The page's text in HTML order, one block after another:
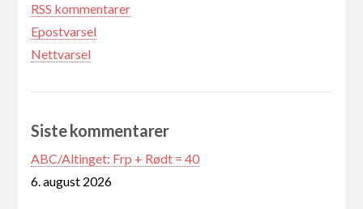
RSS kommentarer
Epostvarsel
Nettvarsel
Siste kommentarer
ABC/Altinget: Frp + Rødt = 40
6. august 2026